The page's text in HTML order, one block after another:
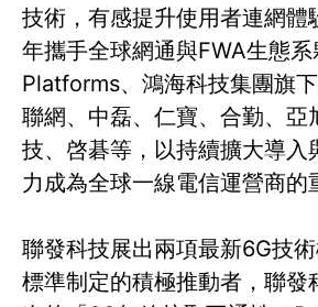
技術，有感提升使用者連網體
年攜手全球網通與FWA生態
Platforms、鴻海科技集團旗
聯網、中磊、仁寶、合勤、亞
技、啓碁等，以持續擴大導入
力成為全球一線電信運營商的
聯發科技展出兩項最新6G技
標準制定的積極推動者，聯發